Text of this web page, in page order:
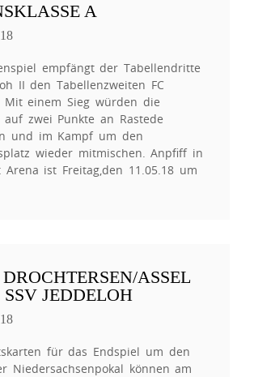
A
empfängt der Tabellendritte
II den Tabellenzweiten FC
Mit einem Sieg würden die
auf zwei Punkte an Rastede
und im Kampf um den
wieder mitmischen. Anpfiff in
Arena ist Freitag,den 11.05.18 um
ASSEL
SSV JEDDELOH
für das Endspiel um den
Niedersachsenpokal können am